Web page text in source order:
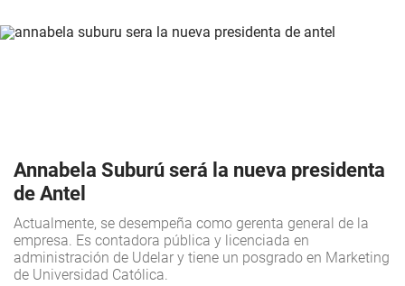
Annabela Suburú será la nueva presidenta
de Antel
Actualmente, se desempeña como gerenta general de la
empresa. Es contadora pública y licenciada en
administración de Udelar y tiene un posgrado en Marketing
de Universidad Católica.